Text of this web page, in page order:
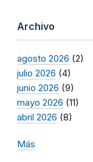
Archivo
agosto 2026 (2)
julio 2026 (4)
junio 2026 (9)
mayo 2026 (11)
abril 2026 (8)
Más